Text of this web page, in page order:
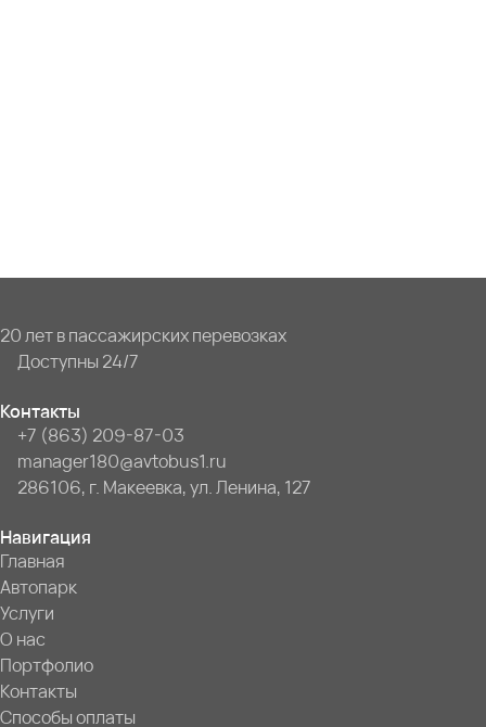
20 лет в пассажирских перевозках
Доступны 24/7
Контакты
+7 (863) 209-87-03
manager180@avtobus1.ru
286106, г. Макеевка, ул. Ленина, 127
Навигация
Главная
Автопарк
Услуги
О нас
Портфолио
Контакты
Способы оплаты